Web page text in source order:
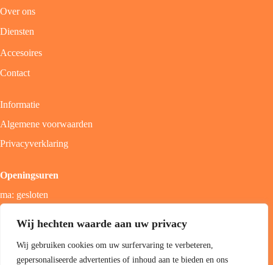
Wij hechten waarde aan uw privacy
Wij gebruiken cookies om uw surfervaring te verbeteren,
gepersonaliseerde advertenties of inhoud aan te bieden en ons
Over ons
Diensten
Accesoires
Contact
Informatie
Algemene voorwaarden
Privacyverklaring
Openingsuren
ma: gesloten
zon; gesloten